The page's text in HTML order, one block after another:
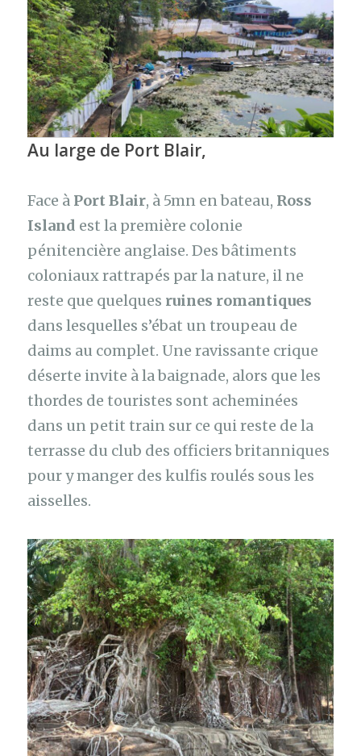
Au large de Port Blair,
Face à Port Blair, à 5mn en bateau, Ross
Island est la première colonie
pénitencière anglaise. Des bâtiments
coloniaux rattrapés par la nature, il ne
reste que quelques ruines romantiques
dans lesquelles s’ébat un troupeau de
daims au complet. Une ravissante crique
déserte invite à la baignade, alors que les
thordes de touristes sont acheminées
dans un petit train sur ce qui reste de la
terrasse du club des officiers britanniques
pour y manger des kulfis roulés sous les
aisselles.